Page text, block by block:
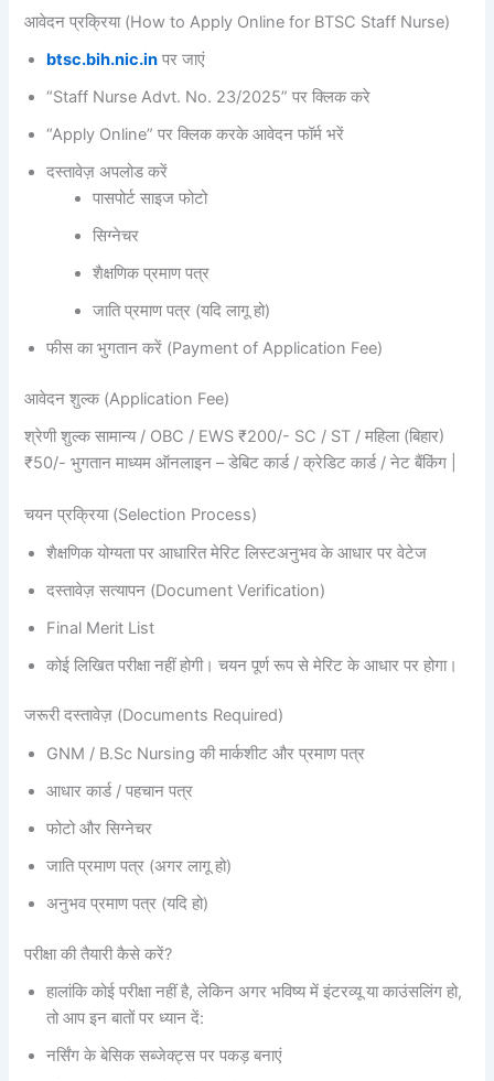
आवेदन प्रक्रिया (How to Apply Online for BTSC Staff Nurse)
btsc.bih.nic.in पर जाएं
“Staff Nurse Advt. No. 23/2025” पर क्लिक करे
“Apply Online” पर क्लिक करके आवेदन फॉर्म भरें
दस्तावेज़ अपलोड करें
पासपोर्ट साइज फोटो
सिग्नेचर
शैक्षणिक प्रमाण पत्र
जाति प्रमाण पत्र (यदि लागू हो)
फीस का भुगतान करें (Payment of Application Fee)
आवेदन शुल्क (Application Fee)
श्रेणी शुल्क सामान्य / OBC / EWS ₹200/- SC / ST / महिला (बिहार)
₹50/- भुगतान माध्यम ऑनलाइन – डेबिट कार्ड / क्रेडिट कार्ड / नेट बैंकिंग |
चयन प्रक्रिया (Selection Process)
शैक्षणिक योग्यता पर आधारित मेरिट लिस्टअनुभव के आधार पर वेटेज
दस्तावेज़ सत्यापन (Document Verification)
Final Merit List
कोई लिखित परीक्षा नहीं होगी। चयन पूर्ण रूप से मेरिट के आधार पर होगा।
जरूरी दस्तावेज़ (Documents Required)
GNM / B.Sc Nursing की मार्कशीट और प्रमाण पत्र
आधार कार्ड / पहचान पत्र
फोटो और सिग्नेचर
जाति प्रमाण पत्र (अगर लागू हो)
अनुभव प्रमाण पत्र (यदि हो)
परीक्षा की तैयारी कैसे करें?
हालांकि कोई परीक्षा नहीं है, लेकिन अगर भविष्य में इंटरव्यू या काउंसलिंग हो,
तो आप इन बातों पर ध्यान दें:
नर्सिंग के बेसिक सब्जेक्ट्स पर पकड़ बनाएं